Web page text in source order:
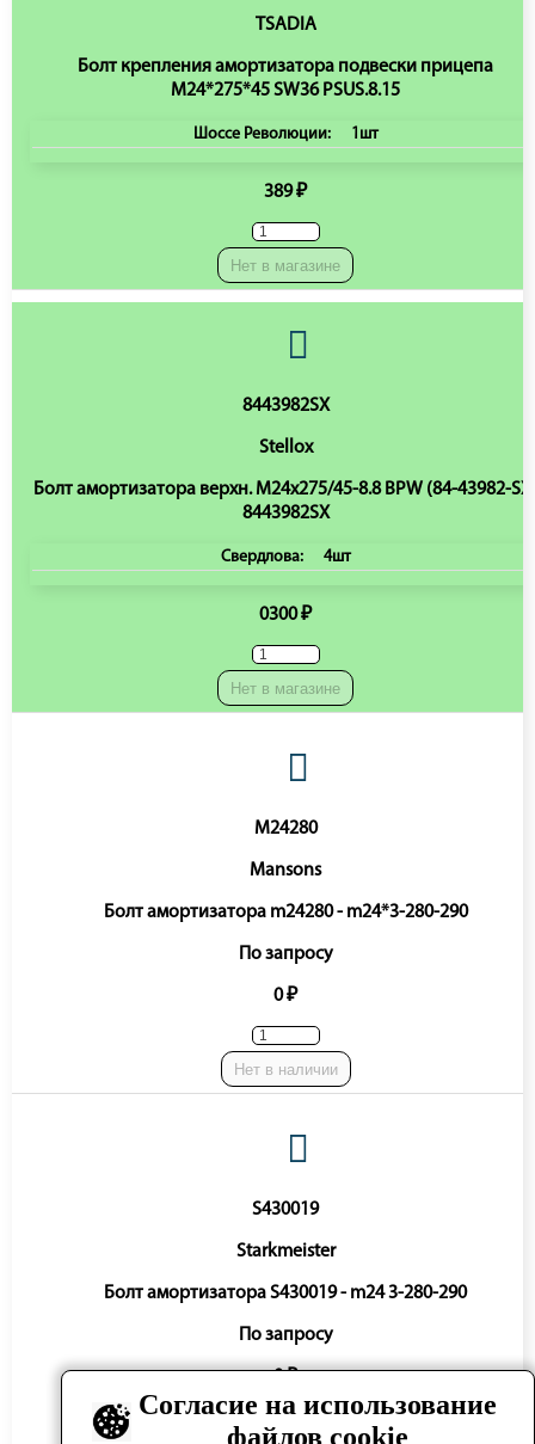
TSADIA
Болт крепления амортизатора подвески прицепа
M24*275*45 SW36 PSUS.8.15
Шоссе Революции: 1шт
389 ₽
Нет в магазине
8443982SX
Stellox
Болт амортизатора верхн. M24x275/45-8.8 BPW (84-43982-
8443982SX
Свердлова: 4шт
0300 ₽
Нет в магазине
M24280
Mansons
Болт амортизатора m24280 - m24*3-280-290
По запросу
0 ₽
Нет в наличии
S430019
Starkmeister
Болт амортизатора S430019 - m24 3-280-290
По запросу
0 ₽
Согласие на использование
файлов cookie